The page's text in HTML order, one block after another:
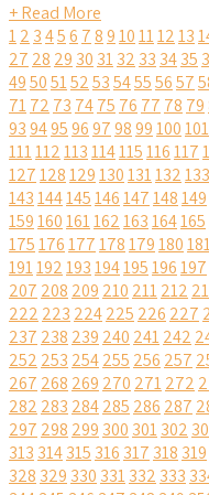
+ Read More
12 3456 78910111213
27 28 29 30 3132 33 3435
495051525354555657
7172 73 7475 76 77 78 79
93949596979899100101
111112113114115116117
127128129130131132133
143144145146147148149
159160161162163164165
175176177178179180
191192193194195196197
207 208 209 210 211212
222 223 224225 226 227
237 238 239 240 241242
252 253 254255 256 257
267 268 269 270 271272
282 283 284285 286 287
297 298 299 300 301302
313 314315 316 317 318 319
328 329 330 331332 333